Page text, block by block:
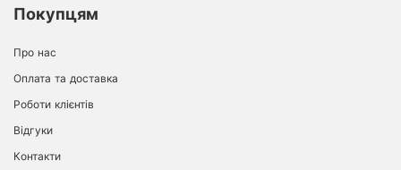
Покупцям
Про нас
Оплата та доставка
Роботи клієнтів
Відгуки
Контакти